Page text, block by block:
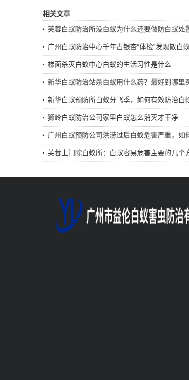
相关文章
芙蓉白蚁防治所没白蚁为什么还要做防白蚁处
广州白蚁防治中心千年古银杏“体检”发现散白蚁
梯面杀灭白蚁中心白蚁的生活习性是什么
新华白蚁防治站杀白蚁用什么药？最好到哪里
新华白蚁预防所白蚁分飞季，如何有效防治白
狮岭白蚁防治公司家里白蚁怎么消灭才干净
广州白蚁预防公司洪涝过后白蚁危害严重，如
芙蓉上门除白蚁所：白蚁容易危害主要的几个